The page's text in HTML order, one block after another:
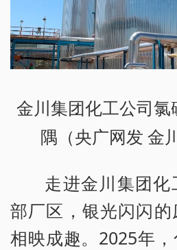
金川集团化工公司氯
隅（央广网发 金
走进金川集团
部厂区，银光闪闪
相映成趣。2025年